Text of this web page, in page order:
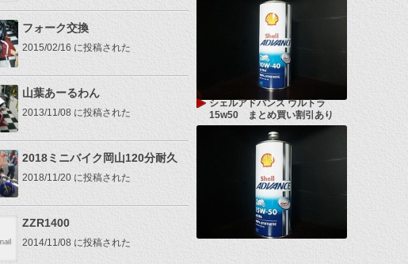
シェルアドバンス ウルトラ
15w50 まとめ買い割引あり
フォーク交換
2015/02/16 に投稿された
山葉あーるわん
2013/11/08 に投稿された
2018ミニバイク岡山120分耐久
2018/11/20 に投稿された
ZZR1400
2014/11/08 に投稿された